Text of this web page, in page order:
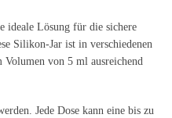
ideale Lösung für die sichere
Silikon-Jar ist in verschiedenen
von 5 ml ausreichend
Jede Dose kann eine bis zu